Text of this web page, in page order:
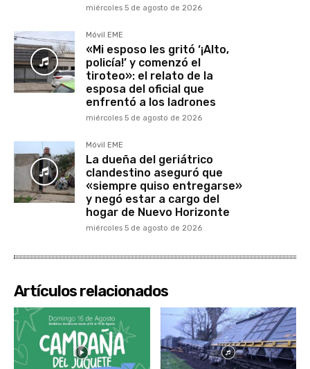
miércoles 5 de agosto de 2026
Móvil EME
«Mi esposo les gritó ‘¡Alto,
policía!’ y comenzó el
tiroteo»: el relato de la
esposa del oficial que
enfrentó a los ladrones
miércoles 5 de agosto de 2026
Móvil EME
La dueña del geriátrico
clandestino aseguró que
«siempre quiso entregarse»
y negó estar a cargo del
hogar de Nuevo Horizonte
miércoles 5 de agosto de 2026
Artículos relacionados